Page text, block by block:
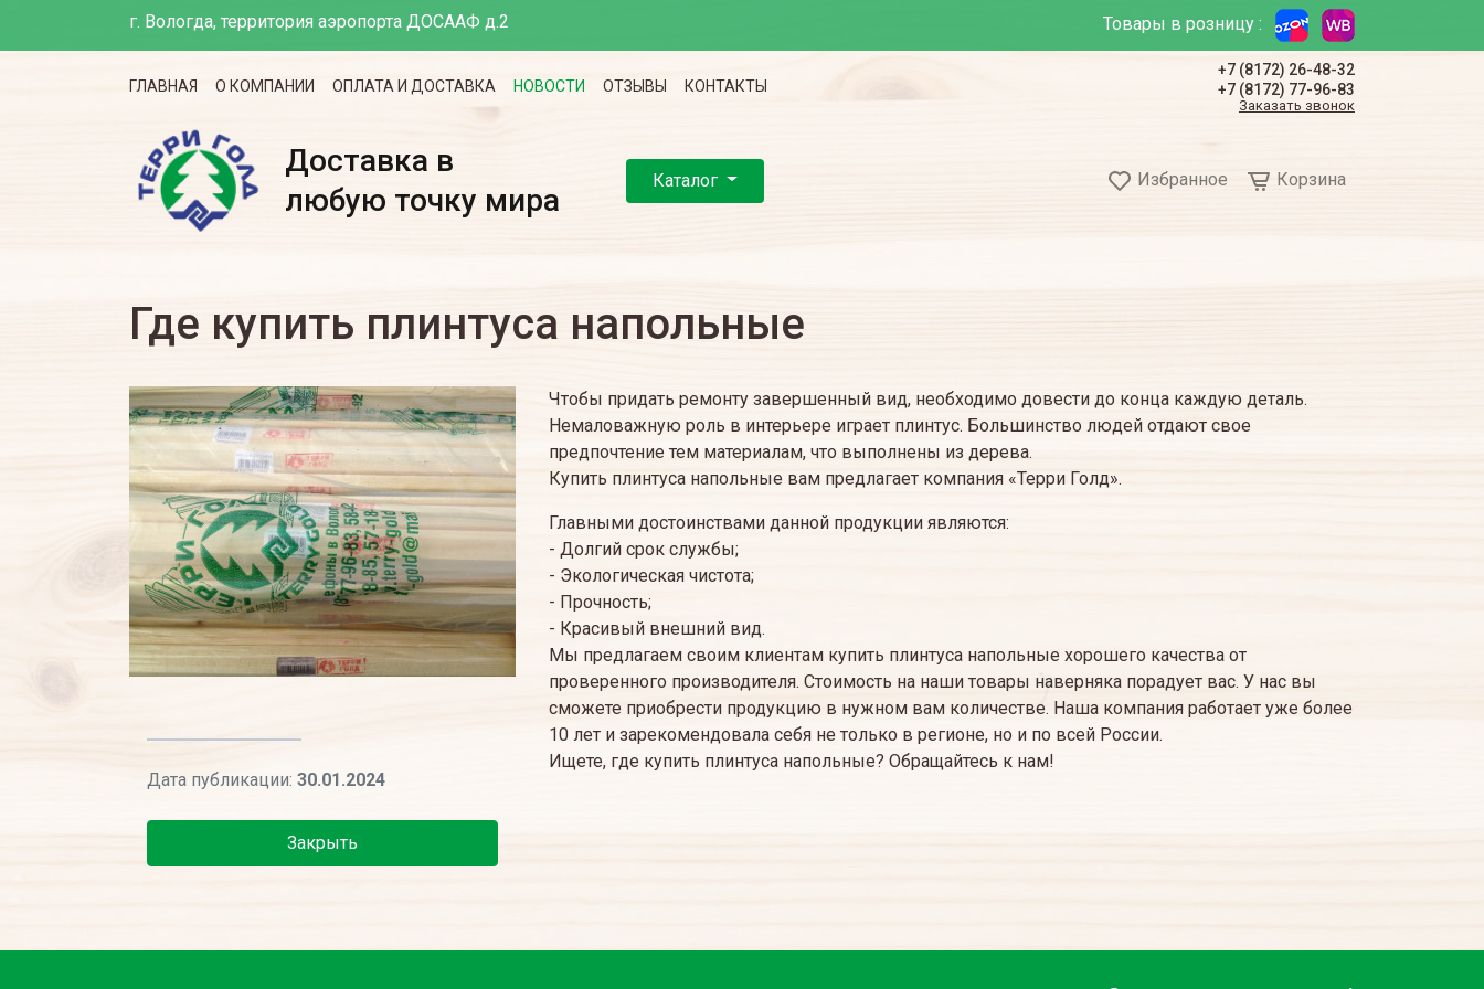
г. Вологда, территория аэропорта ДОСААФ д.2 Товары в розницу :
ГЛАВНАЯ О КОМПАНИИ ОПЛАТА И ДОСТАВКА НОВОСТИ ОТЗЫВЫ КОНТАКТЫ
+7 (8172) 26-48-32
+7 (8172) 77-96-83
Заказать звонок
Доставка в
любую точку мира
Избранное Корзина
Каталог
Где купить плинтуса напольные
Дата публикации: 30.01.2024
Закрыть
Чтобы придать ремонту завершенный вид, необходимо довести до конца каждую деталь.
Немаловажную роль в интерьере играет плинтус. Большинство людей отдают свое
предпочтение тем материалам, что выполнены из дерева.
Купить плинтуса напольные вам предлагает компания «Терри Голд».
Главными достоинствами данной продукции являются:
- Долгий срок службы;
- Экологическая чистота;
- Прочность;
- Красивый внешний вид.
Мы предлагаем своим клиентам купить плинтуса напольные хорошего качества от
проверенного производителя. Стоимость на наши товары наверняка порадует вас. У нас вы
сможете приобрести продукцию в нужном вам количестве. Наша компания работает уже более
10 лет и зарекомендовала себя не только в регионе, но и по всей России.
Ищете, где купить плинтуса напольные? Обращайтесь к нам!